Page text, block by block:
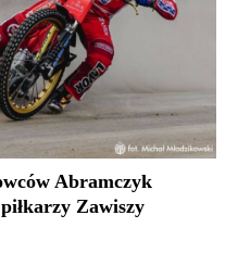
Abramczyk
Zawiszy